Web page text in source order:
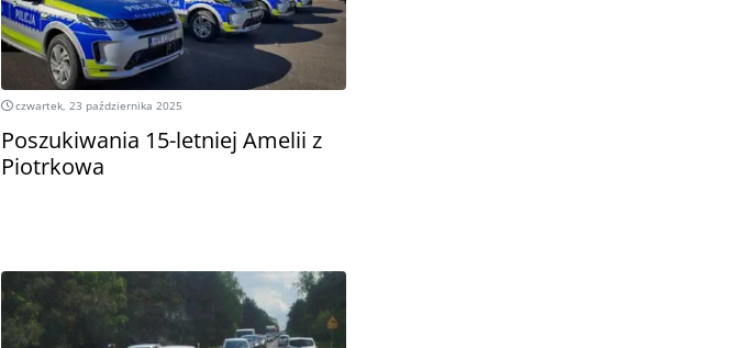
czwartek, 23 października 2025
Poszukiwania 15-letniej Amelii z
Piotrkowa